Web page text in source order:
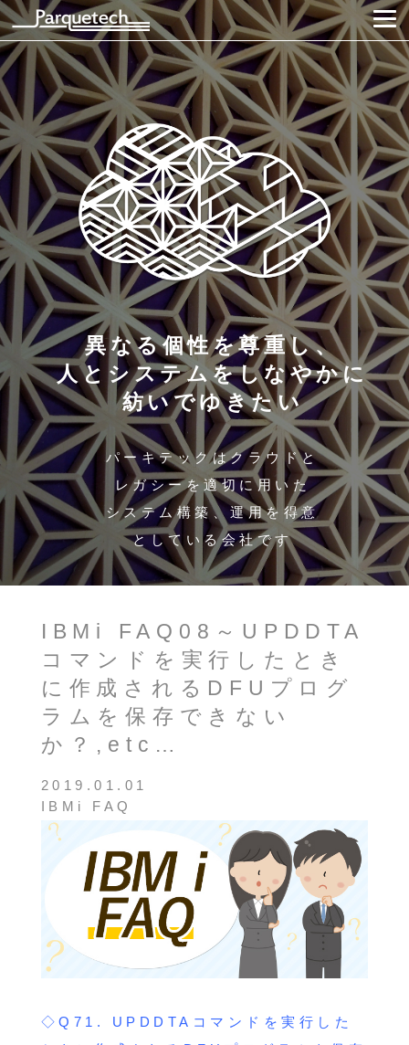
異なる個性を尊重し、
人とシステムをしなやかに
紡いでゆきたい
パーキテックはクラウドと
レガシーを適切に用いた
システム構築、運用を得意
としている会社です
IBMi FAQ08～UPDDTA
コマンドを実行したとき
に作成されるDFUプログ
ラムを保存できない
か？,etc…
2019.01.01
IBMi FAQ
◇Q71.
UPDDTAコマンドを実行した